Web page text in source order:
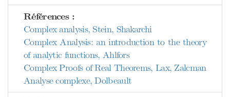
Références :
Complex analysis, Stein, Shakarchi
Complex Analysis: an introduction to the theory
of analytic functions, Ahlfors
Complex Proofs of Real Theorems, Lax, Zalcman
Analyse complexe, Dolbeault